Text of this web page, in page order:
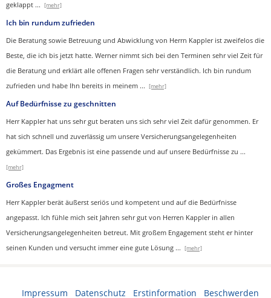
geklappt ... [mehr]
Ich bin rundum zufrieden
Die Beratung sowie Betreuung und Abwicklung von Herrn Kappler ist zweifelos die
Beste, die ich bis jetzt hatte. Werner nimmt sich bei den Terminen sehr viel Zeit für
die Beratung und erklärt alle offenen Fragen sehr verständlich. Ich bin rundum
zufrieden und habe Ihn bereits in meinem ... [mehr]
Auf Bedürfnisse zu geschnitten
Herr Kappler hat uns sehr gut beraten uns sich sehr viel Zeit dafür genommen. Er
hat sich schnell und zuverlässig um unsere Versicherungsangelegenheiten
gekümmert. Das Ergebnis ist eine passende und auf unsere Bedürfnisse zu ...
[mehr]
Großes Engagment
Herr Kappler berät äußerst seriös und kompetent und auf die Bedürfnisse
angepasst. Ich fühle mich seit Jahren sehr gut von Herren Kappler in allen
Versicherungsangelegenheiten betreut. Mit großem Engagement steht er hinter
seinen Kunden und versucht immer eine gute Lösung ... [mehr]
Impressum Datenschutz Erstinformation Beschwerden